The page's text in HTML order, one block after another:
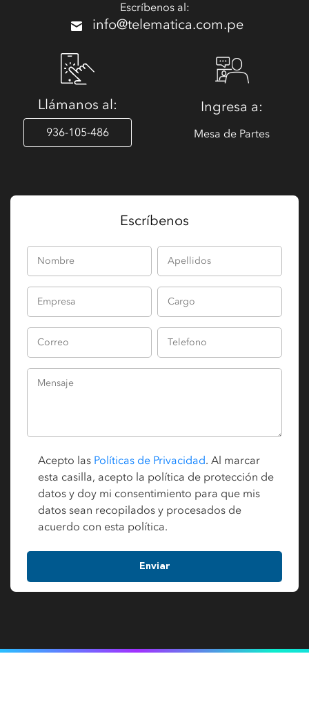
Escríbenos al:
info@telematica.com.pe
Llámanos al:
936-105-486
Ingresa a:
Mesa de Partes
Escríbenos
Acepto las Políticas de Privacidad. Al marcar
esta casilla, acepto la política de protección de
datos y doy mi consentimiento para que mis
datos sean recopilados y procesados de
acuerdo con esta política.